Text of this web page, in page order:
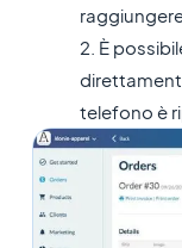
2. È
telefono è